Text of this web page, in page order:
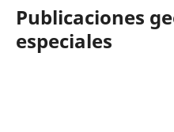
Publicaciones
especiales